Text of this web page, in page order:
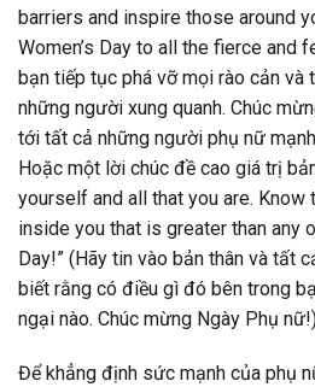
barriers and inspire those around
Women’s Day to all the fierce and
bạn tiếp tục phá vỡ mọi rào cản và
những người xung quanh. Chúc
tới tất cả những người phụ nữ
Hoặc một lời chúc đề cao giá trị
yourself and all that you are.
inside you that is greater than any
Day!” (Hãy tin vào bản thân và tất
biết rằng có điều gì đó bên trong
ngại nào. Chúc mừng Ngày Phụ
Để khẳng định sức mạnh của phụ